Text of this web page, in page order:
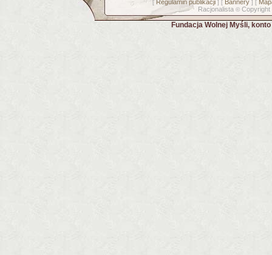
[ Regulamin publikacji] [ Bannery] [
Racjonalista © Copyright
Fundacja Wolnej Myśli,